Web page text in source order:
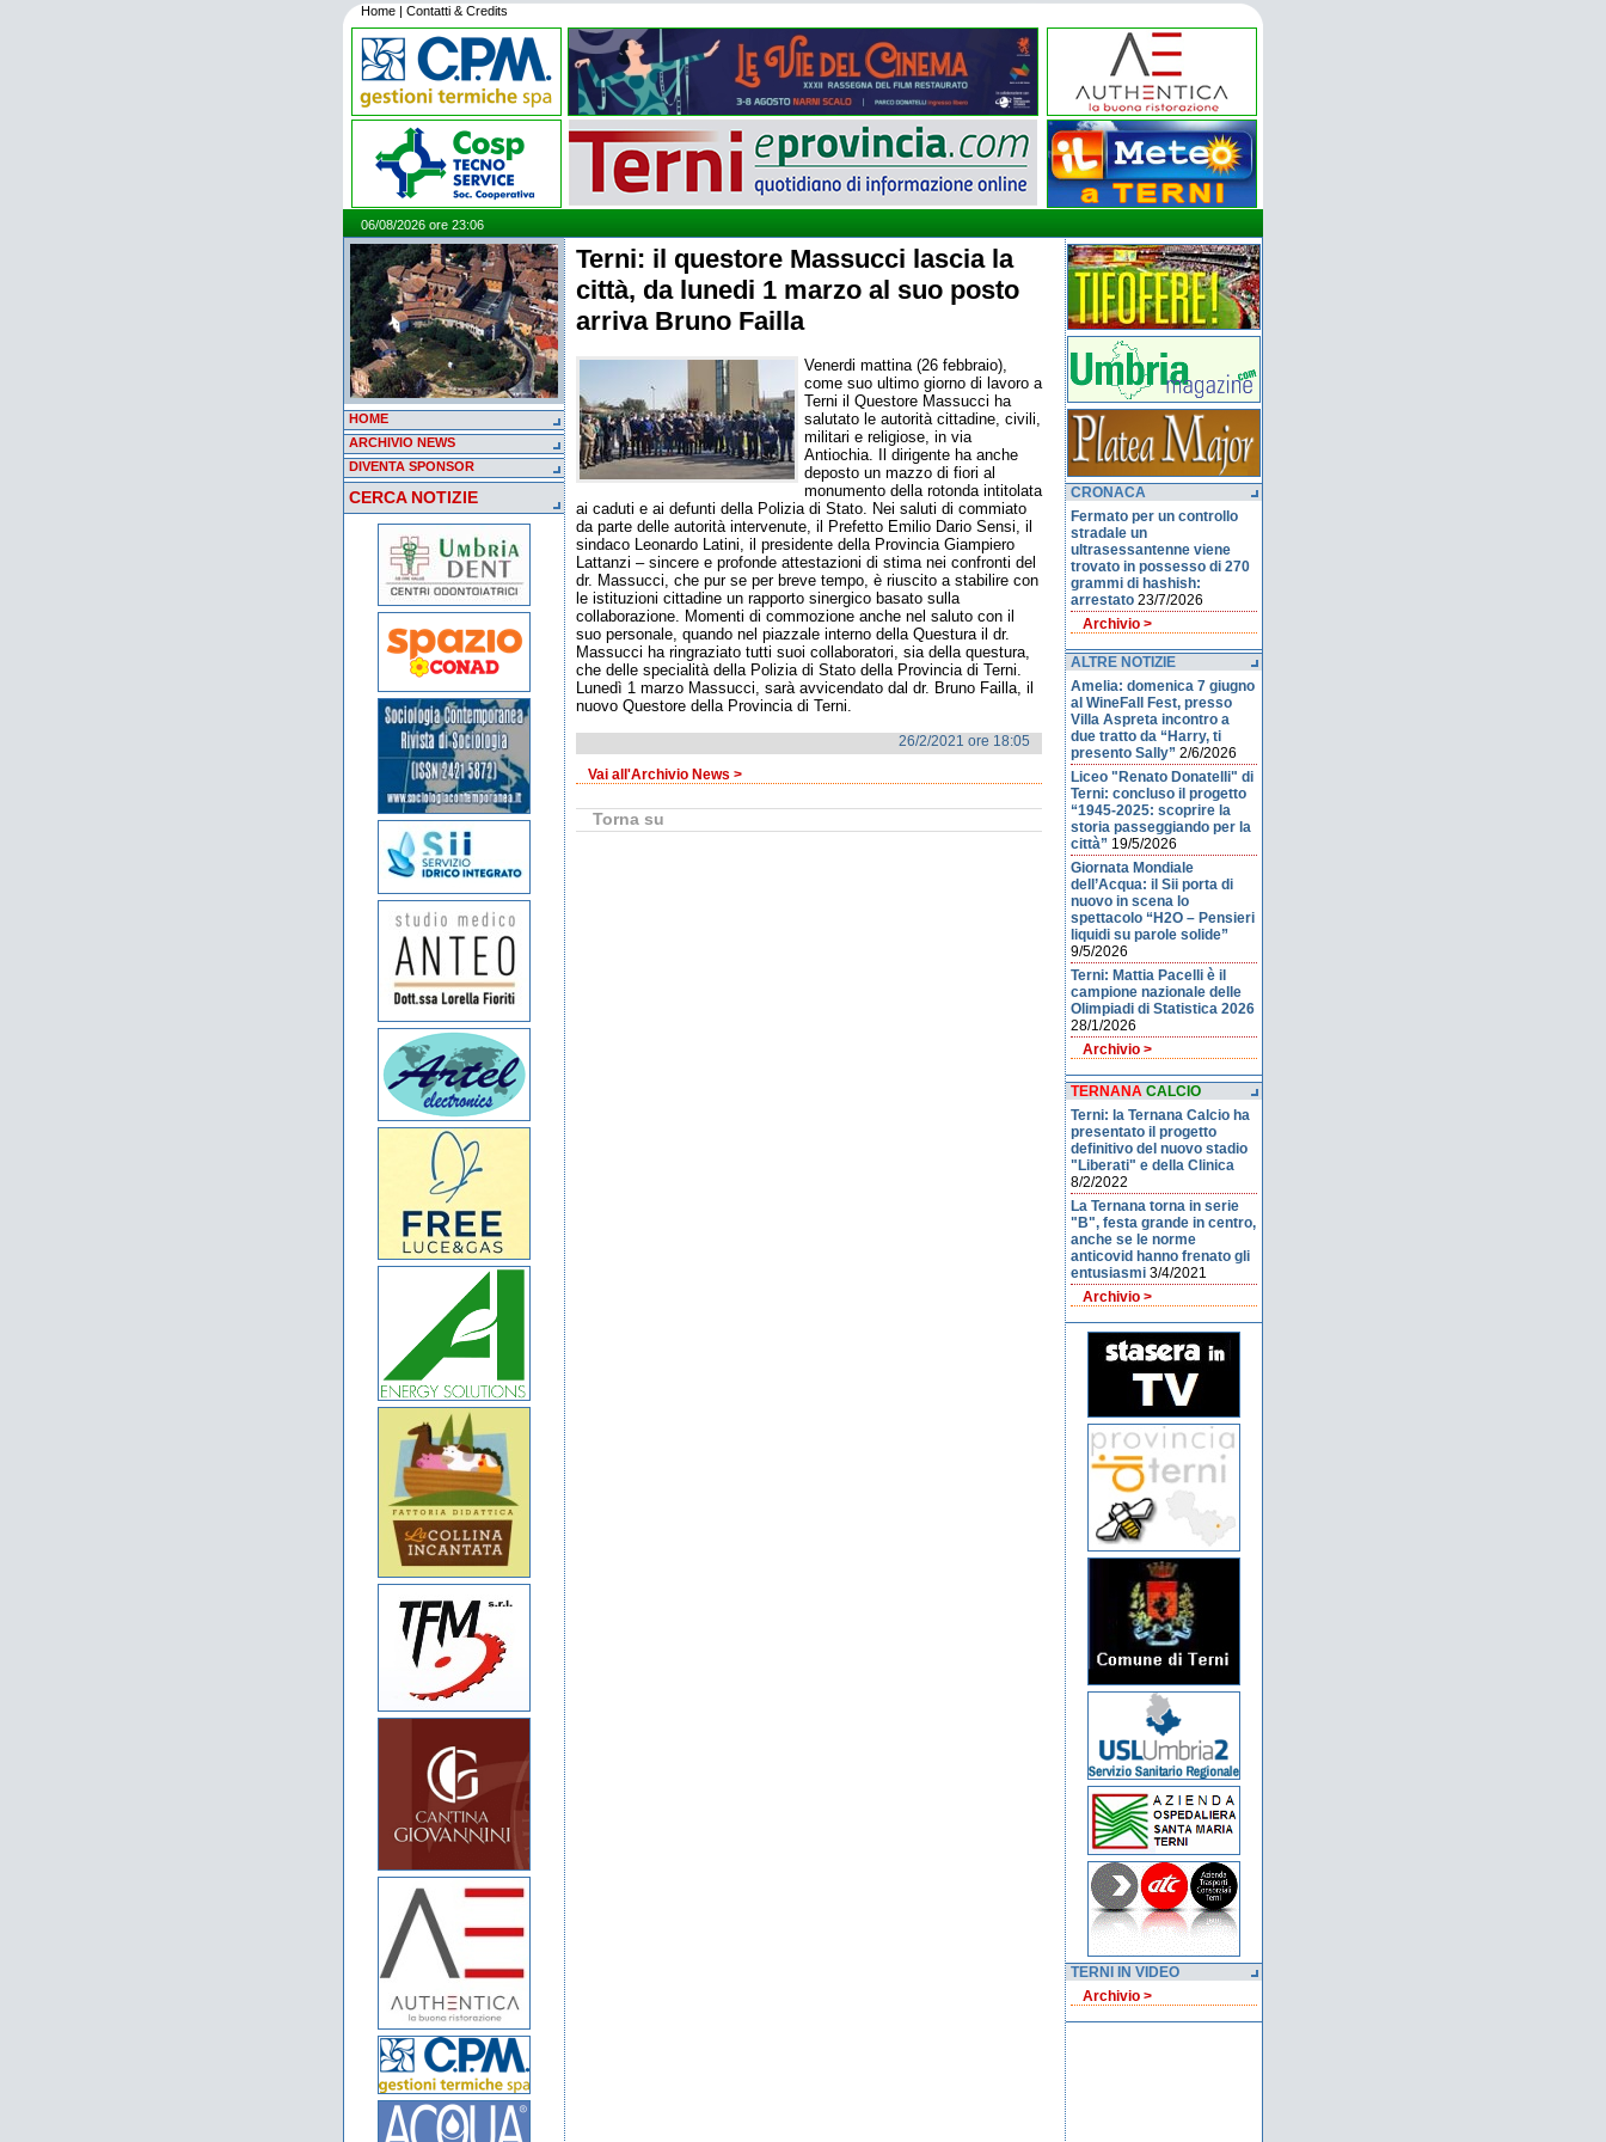
Home | Contatti & Credits
06/08/2026 ore 23:06
HOME
ARCHIVIO NEWS
DIVENTA SPONSOR
CERCA NOTIZIE
CRONACA
Fermato per un controllo
stradale un
ultrasessantenne viene
trovato in possesso di 270
grammi di hashish:
arrestato 23/7/2026
Archivio >
ALTRE NOTIZIE
Amelia: domenica 7 giugno
al WineFall Fest, presso
Villa Aspreta incontro a
due tratto da “Harry, ti
presento Sally” 2/6/2026
Liceo "Renato Donatelli" di
Terni: concluso il progetto
“1945-2025: scoprire la
storia passeggiando per la
città” 19/5/2026
Giornata Mondiale
dell’Acqua: il Sii porta di
nuovo in scena lo
spettacolo “H2O – Pensieri
liquidi su parole solide”
9/5/2026
Terni: Mattia Pacelli è il
campione nazionale delle
Olimpiadi di Statistica 2026
28/1/2026
Archivio >
TERNANA CALCIO
Terni: la Ternana Calcio ha
presentato il progetto
definitivo del nuovo stadio
"Liberati" e della Clinica
8/2/2022
La Ternana torna in serie
"B", festa grande in centro,
anche se le norme
anticovid hanno frenato gli
entusiasmi 3/4/2021
Archivio >
TERNI IN VIDEO
Archivio >
Terni: il questore Massucci lascia la
città, da lunedi 1 marzo al suo posto
arriva Bruno Failla
Venerdi mattina (26 febbraio),
come suo ultimo giorno di lavoro a
Terni il Questore Massucci ha
salutato le autorità cittadine, civili,
militari e religiose, in via
Antiochia. Il dirigente ha anche
deposto un mazzo di fiori al
monumento della rotonda intitolata
ai caduti e ai defunti della Polizia di Stato. Nei saluti di commiato
da parte delle autorità intervenute, il Prefetto Emilio Dario Sensi, il
sindaco Leonardo Latini, il presidente della Provincia Giampiero
Lattanzi – sincere e profonde attestazioni di stima nei confronti del
dr. Massucci, che pur se per breve tempo, è riuscito a stabilire con
le istituzioni cittadine un rapporto sinergico basato sulla
collaborazione. Momenti di commozione anche nel saluto con il
suo personale, quando nel piazzale interno della Questura il dr.
Massucci ha ringraziato tutti suoi collaboratori, sia della questura,
che delle specialità della Polizia di Stato della Provincia di Terni.
Lunedì 1 marzo Massucci, sarà avvicendato dal dr. Bruno Failla, il
nuovo Questore della Provincia di Terni.
26/2/2021 ore 18:05
Vai all'Archivio News >
Torna su